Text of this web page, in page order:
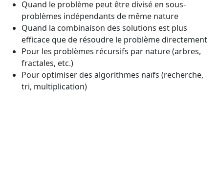
Quand le problème peut être divisé en sous-
problèmes indépendants de même nature
Quand la combinaison des solutions est plus
efficace que de résoudre le problème directement
Pour les problèmes récursifs par nature (arbres,
fractales, etc.)
Pour optimiser des algorithmes naïfs (recherche,
tri, multiplication)